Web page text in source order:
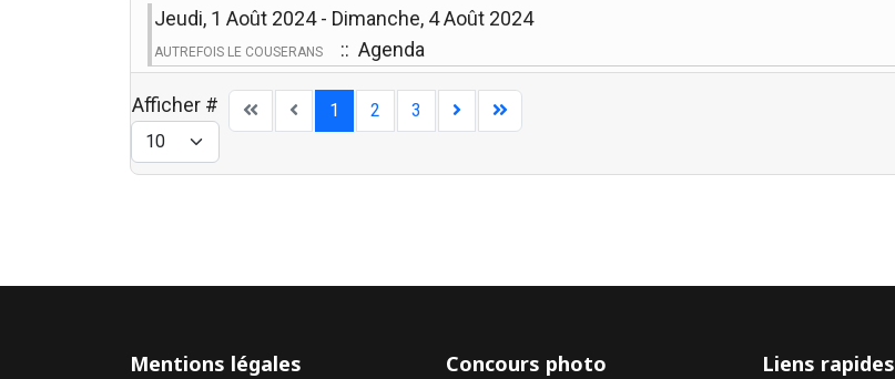
Jeudi, 1 Août 2024 - Dimanche, 4 Août 2024
AUTREFOIS LE COUSERANS :: Agenda
Afficher # 1 2 3
Mentions légales Concours photo Liens rapides